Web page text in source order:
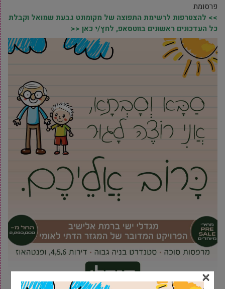
פרסומת
>> להצטרפות לרשימת התפוצה של מקומונט גבעת שמואל וקבלת
כל העדכונים ראשונים בווטסאפ, לחץ/י כאן <<
×